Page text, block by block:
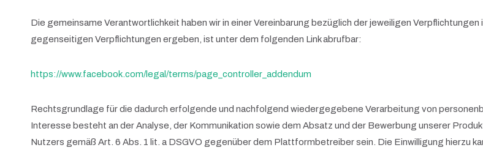
Die gemeinsame Verantwortlichkeit haben wir in einer Vereinbarung bezüglich der jeweiligen
gegenseitigen Verpflichtungen ergeben, ist unter dem folgenden Link abrufbar:
https://www.facebook.com/legal/terms/page_controller_addendum
Rechtsgrundlage für die dadurch erfolgende und nachfolgend wiedergegebene Verarbeitung von
Interesse besteht an der Analyse, der Kommunikation sowie dem Absatz und der Bewerbung unserer
Nutzers gemäß Art. 6 Abs. 1 lit. a DSGVO gegenüber dem Plattformbetreiber sein. Die Einwilligung hierzu